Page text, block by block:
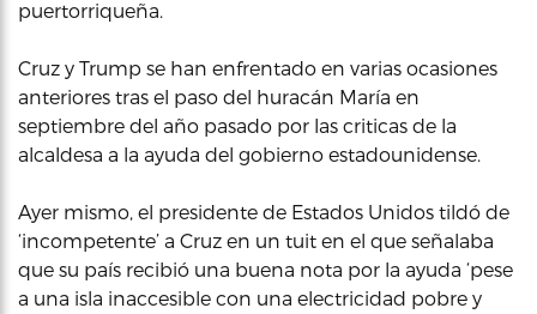
puertorriqueña.
Cruz y Trump se han enfrentado en varias ocasiones
anteriores tras el paso del huracán María en
septiembre del año pasado por las criticas de la
alcaldesa a la ayuda del gobierno estadounidense.
Ayer mismo, el presidente de Estados Unidos tildó de
‘incompetente’ a Cruz en un tuit en el que señalaba
que su país recibió una buena nota por la ayuda ‘pese
a una isla inaccesible con una electricidad pobre y